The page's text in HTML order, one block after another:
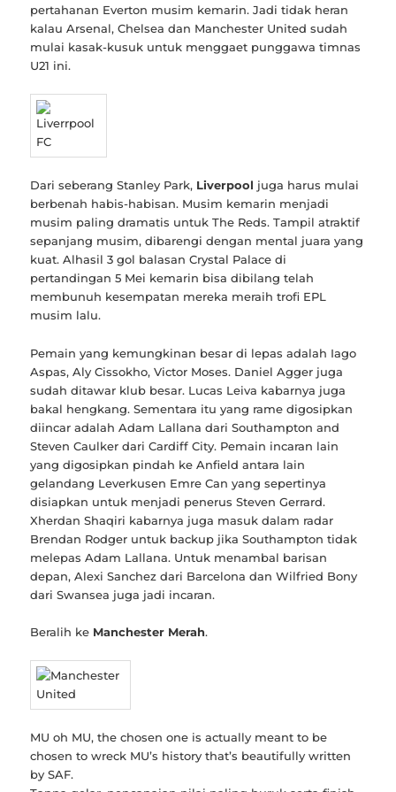
pertahanan Everton musim kemarin. Jadi tidak heran
kalau Arsenal, Chelsea dan Manchester United sudah
mulai kasak-kusuk untuk menggaet punggawa timnas
U21 ini.
Dari seberang Stanley Park, Liverpool juga harus mulai
berbenah habis-habisan. Musim kemarin menjadi
musim paling dramatis untuk The Reds. Tampil atraktif
sepanjang musim, dibarengi dengan mental juara yang
kuat. Alhasil 3 gol balasan Crystal Palace di
pertandingan 5 Mei kemarin bisa dibilang telah
membunuh kesempatan mereka meraih trofi EPL
musim lalu.
Pemain yang kemungkinan besar di lepas adalah Iago
Aspas, Aly Cissokho, Victor Moses. Daniel Agger juga
sudah ditawar klub besar. Lucas Leiva kabarnya juga
bakal hengkang. Sementara itu yang rame digosipkan
diincar adalah Adam Lallana dari Southampton and
Steven Caulker dari Cardiff City. Pemain incaran lain
yang digosipkan pindah ke Anfield antara lain
gelandang Leverkusen Emre Can yang sepertinya
disiapkan untuk menjadi penerus Steven Gerrard.
Xherdan Shaqiri kabarnya juga masuk dalam radar
Brendan Rodger untuk backup jika Southampton tidak
melepas Adam Lallana. Untuk menambal barisan
depan, Alexi Sanchez dari Barcelona dan Wilfried Bony
dari Swansea juga jadi incaran.
Beralih ke Manchester Merah.
MU oh MU, the chosen one is actually meant to be
chosen to wreck MU’s history that’s beautifully written
by SAF.